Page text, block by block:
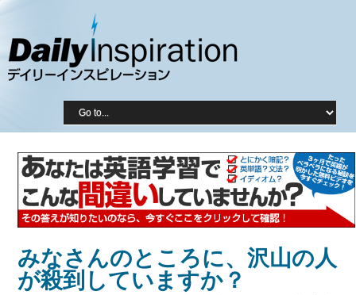
みなさんのところに、沢山の人
が殺到していますか？